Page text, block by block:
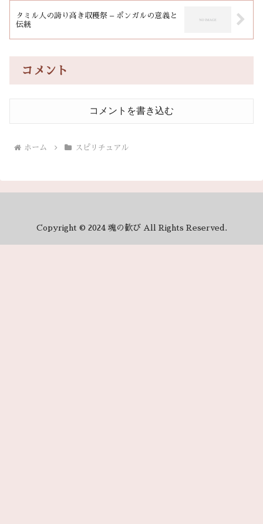
タミル人の誇り高き収穫祭 – ポンガルの意義と
伝統
コメント
コメントを書き込む
ホーム スピリチュアル
Copyright © 2024 魂の歓び All Rights Reserved.